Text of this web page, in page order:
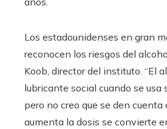
Los estadounidenses en gran
reconocen los riesgos del
Koob, director del instituto. “El
lubricante social cuando se usa
pero no creo que se den cuenta
aumenta la dosis se convierte